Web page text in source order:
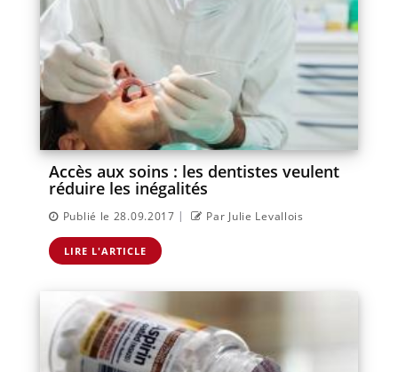
Accès aux soins : les dentistes veulent
réduire les inégalités
Publié le 28.09.2017 | Par Julie Levallois
LIRE L'ARTICLE